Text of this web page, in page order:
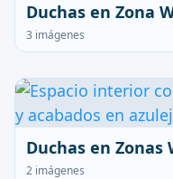
Duchas en Zona
3 imágenes
Duchas en Zonas
2 imágenes